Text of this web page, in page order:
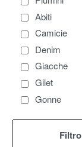
Abiti
Camicie
Denim
Giacche
Gilet
Gonne
PantaloniFiltro